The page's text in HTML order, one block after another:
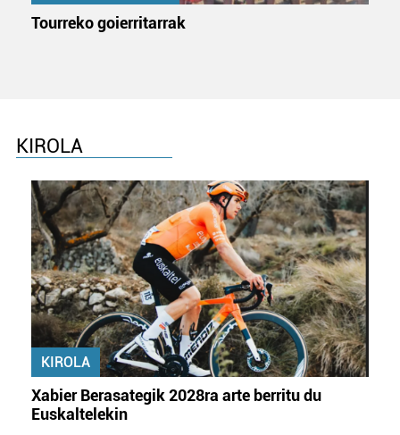
Tourreko goierritarrak
KIROLA
KIROLA
Xabier Berasategik 2028ra arte berritu du
Euskaltelekin